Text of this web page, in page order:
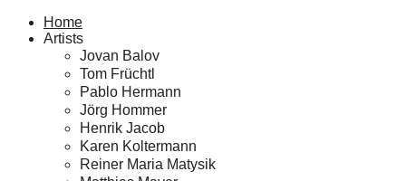
Home
Artists
Jovan Balov
Tom Früchtl
Pablo Hermann
Jörg Hommer
Henrik Jacob
Karen Koltermann
Reiner Maria Matysik